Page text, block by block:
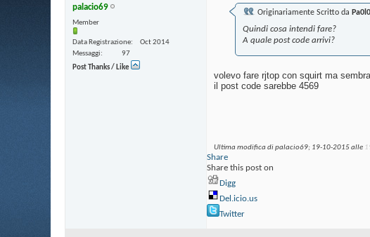
palacio69
Member
Data Registrazione
Oct 2014
Messaggi
97
Post Thanks / Like
Originariamente Scritto da
Quindi cosa intendi fare?
A quale post code arrivi?
volevo fare rjtop con squirt ma
il post code sarebbe 4569
Ultima modifica di palacio69; 19-10-2015 alle
Share
Share this post on
Digg
Del.icio.us
Twitter